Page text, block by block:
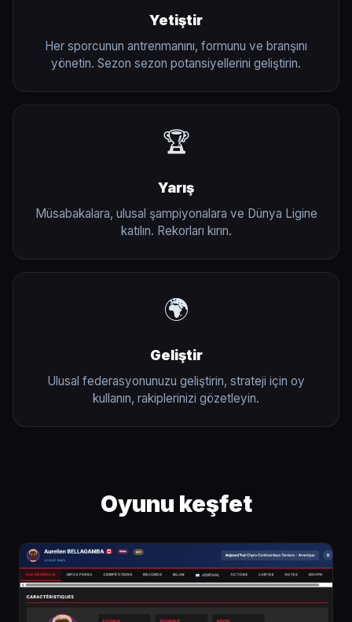
Yetiştir
Her sporcunun antrenmanını, formunu ve branşını
yönetin. Sezon sezon potansiyellerini geliştirin.
🏆
Yarış
Müsabakalara, ulusal şampiyonalara ve Dünya Ligine
katılın. Rekorları kırın.
🌍
Geliştir
Ulusal federasyonunuzu geliştirin, strateji için oy
kullanın, rakiplerinizi gözetleyin.
Oyunu keşfet